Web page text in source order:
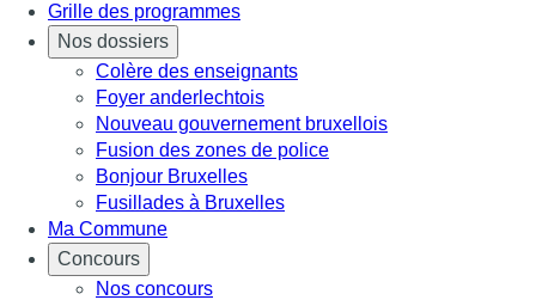
Grille des programmes
Nos dossiers
Colère des enseignants
Foyer anderlechtois
Nouveau gouvernement bruxellois
Fusion des zones de police
Bonjour Bruxelles
Fusillades à Bruxelles
Ma Commune
Concours
Nos concours